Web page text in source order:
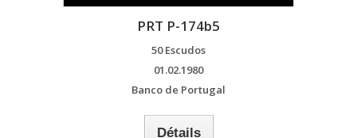
PRT P-174b5
50 Escudos
01.02.1980
Banco de Portugal
Détails